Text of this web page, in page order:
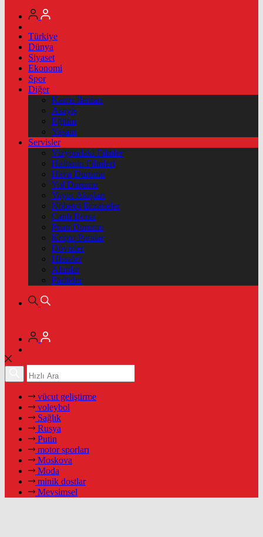
Türkiye
Dünya
Siyaset
Ekonomi
Spor
Diğer
Kamu İlanları
Asayiş
Eğitim
Yaşam
Servisler
Vizyondaki Filmler
Haftanin Filmleri
Hava Durumu
Yol Durumu
Yayın Akışları
Nöbetçi Eczaneler
Canlı Borsa
Puan Durumu
Kripto Paralar
Dövizler
Hisseler
Altınlar
Pariteler
vücut geliştirme
voleybol
Sağlık
Rusya
Putin
motor sporları
Moskova
Moda
minik dostlar
Mevsimsel